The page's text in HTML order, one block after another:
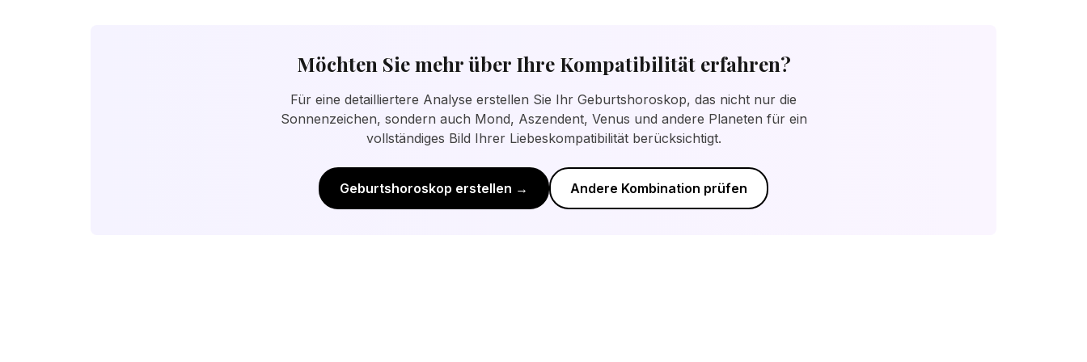
Möchten Sie mehr über Ihre Kompatibilität erfahren?
Für eine detailliertere Analyse erstellen Sie Ihr Geburtshoroskop, das nicht nur die
Sonnenzeichen, sondern auch Mond, Aszendent, Venus und andere Planeten für ein
vollständiges Bild Ihrer Liebeskompatibilität berücksichtigt.
Geburtshoroskop erstellen → Andere Kombination prüfen